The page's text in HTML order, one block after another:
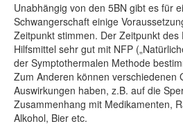
Unabhängig von den 5BN gibt es für
Schwangerschaft einige
Zeitpunkt stimmen. Der Zeitpunkt
Hilfsmittel sehr gut mit NFP
der Symptothermalen Methode
Zum Anderen können verschiedenen
Auswirkungen haben, z.B. auf die
Zusammenhang mit Medikamenten,
Alkohol, Bier etc.